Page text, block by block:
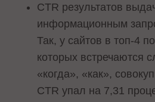
CTR результатов
информационным
Так, у сайтов в топ-4
которых встречаются
«когда», «как»,
CTR упал на 7,31